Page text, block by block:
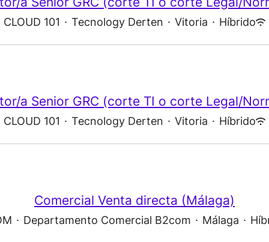
CLOUD 101 · Tecnology Derten · Vitoria · Híbrido
a Senior GRC (corte TI o corte Legal/
CLOUD 101 · Tecnology Derten · Vitoria · Híbrido
Comercial Venta directa (Málaga)
· Departamento Comercial B2com · Málaga ·